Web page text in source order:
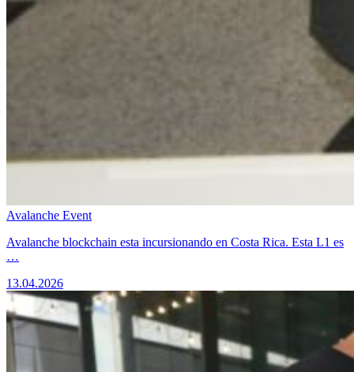
Avalanche Event
Avalanche blockchain esta incursionando en Costa Rica. Esta L1 es
…
13.04.2026